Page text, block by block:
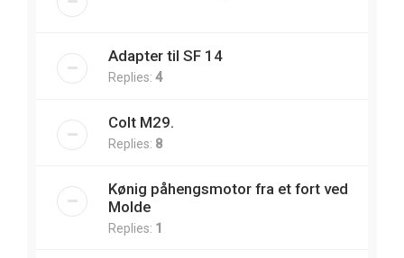
Adapter til SF 14
Replies: 4
Colt M29.
Replies: 8
Kønig påhengsmotor fra et fort ved
Molde
Replies: 1